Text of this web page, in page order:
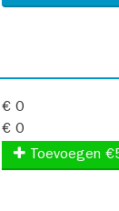
€ 0
€ 0
Toevoegen